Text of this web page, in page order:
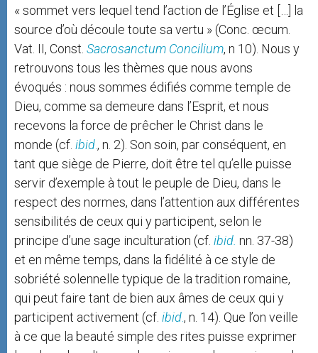
« sommet vers lequel tend l’action de l’Église et […] la
source d’où découle toute sa vertu » (Conc. œcum.
Vat. II, Const. Sacrosanctum Concilium, n 10). Nous y
retrouvons tous les thèmes que nous avons
évoqués : nous sommes édifiés comme temple de
Dieu, comme sa demeure dans l’Esprit, et nous
recevons la force de prêcher le Christ dans le
monde (cf. ibid, n. 2). Son soin, par conséquent, en
tant que siège de Pierre, doit être tel qu’elle puisse
servir d’exemple à tout le peuple de Dieu, dans le
respect des normes, dans l’attention aux différentes
sensibilités de ceux qui y participent, selon le
principe d’une sage inculturation (cf. ibid. nn. 37-38)
et en même temps, dans la fidélité à ce style de
sobriété solennelle typique de la tradition romaine,
qui peut faire tant de bien aux âmes de ceux qui y
participent activement (cf. ibid, n. 14). Que l’on veille
à ce que la beauté simple des rites puisse exprimer